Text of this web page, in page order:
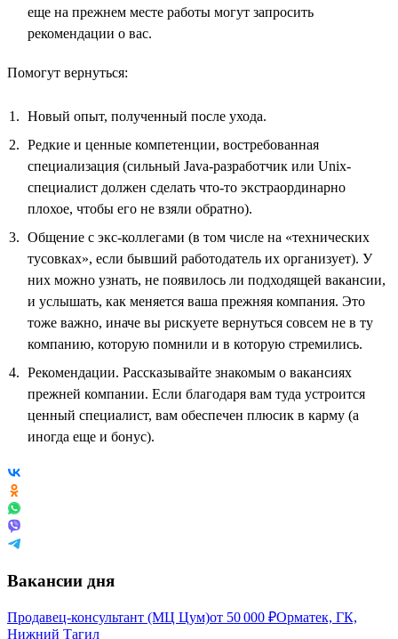
еще на прежнем месте работы могут запросить
рекомендации о вас.
Помогут вернуться:
Новый опыт, полученный после ухода.
Редкие и ценные компетенции, востребованная
специализация (сильный Java-разработчик или Unix-
специалист должен сделать что-то экстраординарно
плохое, чтобы его не взяли обратно).
Общение с экс-коллегами (в том числе на «технических
тусовках», если бывший работодатель их организует). У
них можно узнать, не появилось ли подходящей вакансии,
и услышать, как меняется ваша прежняя компания. Это
тоже важно, иначе вы рискуете вернуться совсем не в ту
компанию, которую помнили и в которую стремились.
Рекомендации. Рассказывайте знакомым о вакансиях
прежней компании. Если благодаря вам туда устроится
ценный специалист, вам обеспечен плюсик в карму (а
иногда еще и бонус).
Вакансии дня
Продавец-консультант (МЦ Цум)от 50 000 ₽Орматек, ГК,
Нижний Тагил